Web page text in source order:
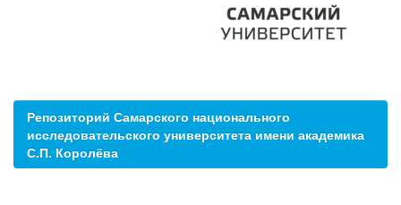
Репозиторий Самарского национального
исследовательского университета имени академика
С.П. Королёва